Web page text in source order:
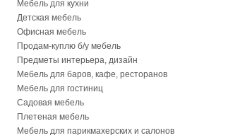
Мебель для кухни
Детская мебель
Офисная мебель
Продам-куплю б/у мебель
Предметы интерьера, дизайн
Мебель для баров, кафе, ресторанов
Мебель для гостиниц
Садовая мебель
Плетеная мебель
Мебель для парикмахерских и салонов